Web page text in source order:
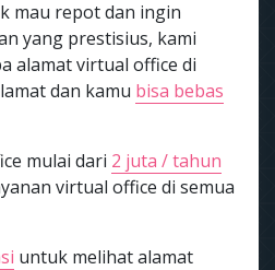
mau repot dan ingin
yang prestisius, kami
alamat virtual office di
dan kamu bisa bebas
mulai dari 2 juta / tahun
virtual office di semua
untuk melihat alamat